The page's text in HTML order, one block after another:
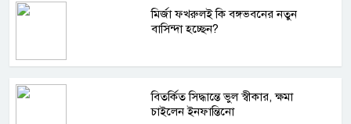
মির্জা ফখরুলই কি বঙ্গভবনের নতুন
বাসিন্দা হচ্ছেন?
বিতর্কিত সিদ্ধান্তে ভুল স্বীকার, ক্ষমা
চাইলেন ইনফান্তিনো